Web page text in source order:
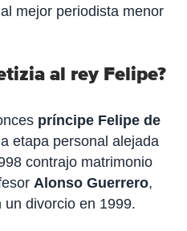
al mejor periodista menor
al rey Felipe?
príncipe Felipe de
etapa personal alejada
contrajo matrimonio
Alonso Guerrero,
divorcio en 1999.